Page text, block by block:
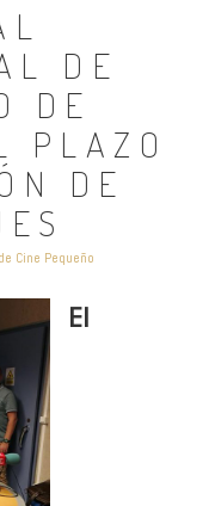
DE
DE
PLAZO
DE
Cine Pequeño
El